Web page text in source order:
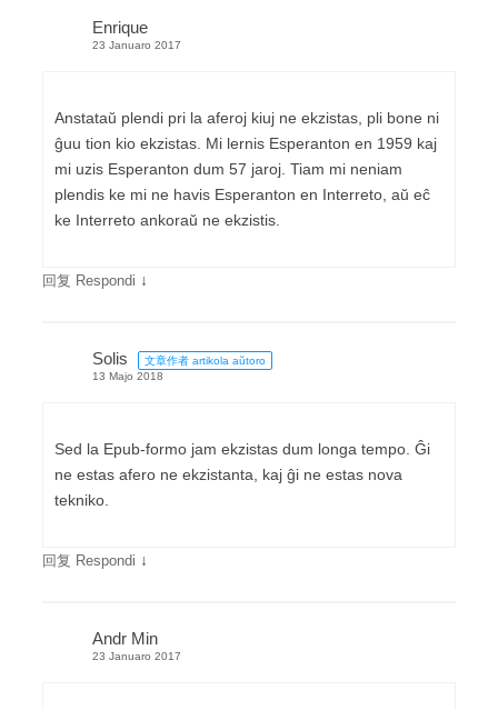
Enrique
23 Januaro 2017
Anstataŭ plendi pri la aferoj kiuj ne ekzistas, pli bone ni
ĝuu tion kio ekzistas. Mi lernis Esperanton en 1959 kaj
mi uzis Esperanton dum 57 jaroj. Tiam mi neniam
plendis ke mi ne havis Esperanton en Interreto, aŭ eĉ
ke Interreto ankoraŭ ne ekzistis.
回复 Respondi ↓
Solis
文章作者 artikola aŭtoro
13 Majo 2018
Sed la Epub-formo jam ekzistas dum longa tempo. Ĝi
ne estas afero ne ekzistanta, kaj ĝi ne estas nova
tekniko.
回复 Respondi ↓
Andr Min
23 Januaro 2017